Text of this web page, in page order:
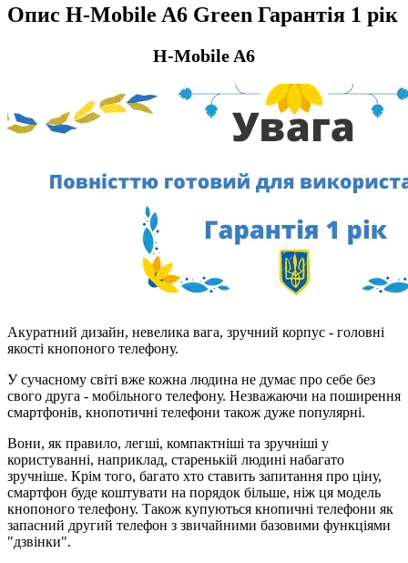
Опис H-Mobile A6 Green Гарантія 1 рік
H-Mobile A6
Акуратний дизайн, невелика вага, зручний корпус - головні
якості кнопоного телефону.
У сучасному світі вже кожна людина не думає про себе без
свого друга - мобільного телефону. Незважаючи на поширення
смартфонів, кнопотичні телефони також дуже популярні.
Вони, як правило, легші, компактніші та зручніші у
користуванні, наприклад, старенькій людині набагато
зручніше. Крім того, багато хто ставить запитання про ціну,
смартфон буде коштувати на порядок більше, ніж ця модель
кнопоного телефону. Також купуються кнопичні телефони як
запасний другий телефон з звичайними базовими функціями
"дзвінки".